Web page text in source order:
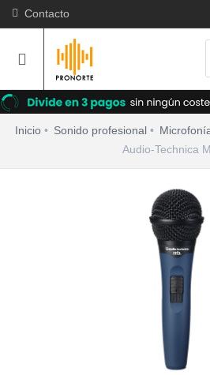
Contacto
Inicio Sonido profesional
Audio-Technica